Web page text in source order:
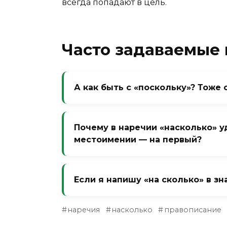
всегда попадают в цель.
Часто задаваемые
А как быть с «поскольку»? Тоже
очень редко.
Почему в наречии «насколько»
местоимении — на первый?
предлог более самостоятелен.
Если я напишу «на сколько» в
степень усталости. Правильно:
наречия насколько правописание